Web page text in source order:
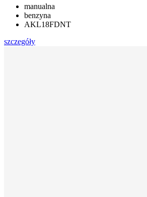
manualna
benzyna
AKL18FDNT
szczegóły